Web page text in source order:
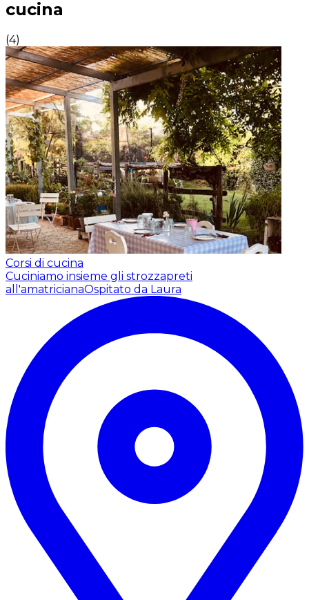
cucina
(4)
Corsi di cucina
Cuciniamo insieme gli strozzapreti
all'amatricianaOspitato da Laura